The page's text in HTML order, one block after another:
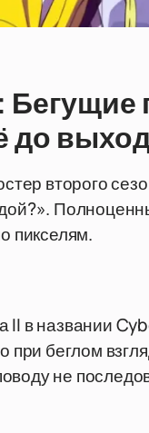
до
второго
пикселям.
II в названии
беглом
не